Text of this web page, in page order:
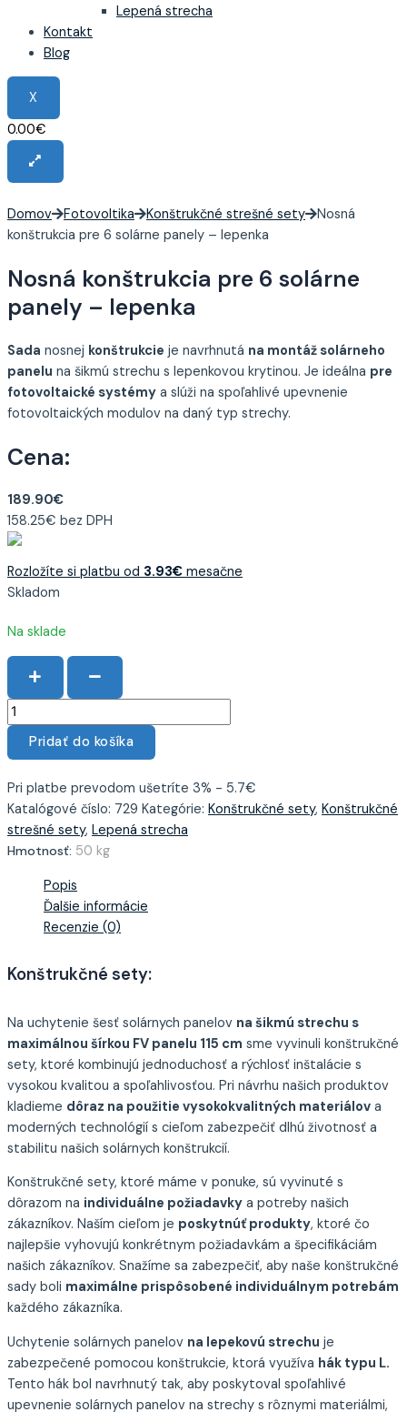
Lepená strecha
Kontakt
Blog
X
0.00€
Domov Fotovoltika Konštrukčné strešné sety
Nosná
konštrukcia pre 6 solárne panely – lepenka
Nosná konštrukcia pre 6 solárne
panely – lepenka
Sada nosnej konštrukcie je navrhnutá na montáž solárneho
panelu na šikmú strechu s lepenkovou krytinou. Je ideálna pre
fotovoltaické systémy a slúži na spoľahlivé upevnenie
fotovoltaických modulov na daný typ strechy.
Cena:
189.90€
158.25€ bez DPH
Rozložíte si platbu od 3.93€ mesačne
Skladom
Na sklade
Pridať do košíka
Pri platbe prevodom ušetríte 3% - 5.7€
Katalógové číslo: 729 Kategórie: Konštrukčné sety, Konštrukčné
strešné sety, Lepená strecha
Hmotnosť: 50 kg
Popis
Ďalšie informácie
Recenzie (0)
Konštrukčné sety:
Na uchytenie šesť solárnych panelov na šikmú strechu s
maximálnou šírkou FV panelu 115 cm sme vyvinuli konštrukčné
sety, ktoré kombinujú jednoduchosť a rýchlosť inštalácie s
vysokou kvalitou a spoľahlivosťou. Pri návrhu našich produktov
kladieme dôraz na použitie vysokokvalitných materiálov a
moderných technológií s cieľom zabezpečiť dlhú životnosť a
stabilitu našich solárnych konštrukcií.
Konštrukčné sety, ktoré máme v ponuke, sú vyvinuté s
dôrazom na individuálne požiadavky a potreby našich
zákazníkov. Naším cieľom je poskytnúť produkty, ktoré čo
najlepšie vyhovujú konkrétnym požiadavkám a špecifikáciám
našich zákazníkov. Snažíme sa zabezpečiť, aby naše konštrukčné
sady boli maximálne prispôsobené individuálnym potrebám
každého zákazníka.
Uchytenie solárnych panelov na lepekovú strechu je
zabezpečené pomocou konštrukcie, ktorá využíva hák typu L.
Tento hák bol navrhnutý tak, aby poskytoval spoľahlivé
upevnenie solárnych panelov na strechy s rôznymi materiálmi,